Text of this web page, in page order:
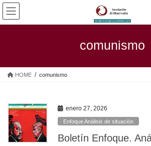
Saltar
contenido
Saltar
la
comunismo
HOME comunismo
enero 27, 2026
Enfoque Análisis de situación
Boletín Enfoque.